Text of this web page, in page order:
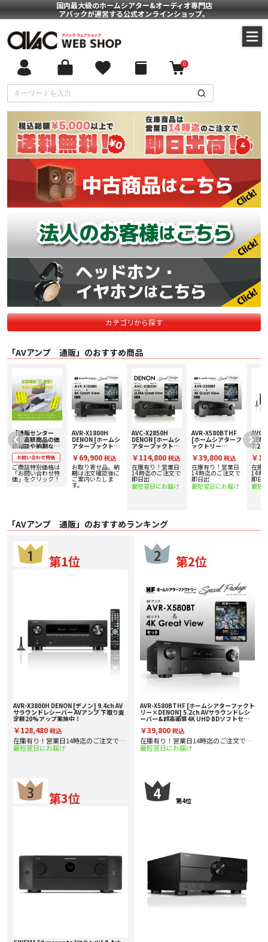
国内最大級のホームシアター&オーディオ専門店
アバックが運営する公式オンラインショップ。
0
カテゴリから探す
「AVアンプ 通販」のおすすめ商品
【通販センター
用】高額商品の価
格相談や納期など
はこちらから！
Victor、
DENON、
marantz、
LUXMAN、
お問い合わせ特価
ご商談特別価格は
「お問い合わせ特
価」をクリック！
AVR-X1800H
DENON [ホームシ
アターファクトリ
7.2ch AVサラウン
ドレシーバー&超
高画質4K UHD BD
ソフトセット 【超
お買い得スペシャ
￥69,900 税込
お取り寄せ品。納
期は注文確認後に
ご案内いたしま
す。
AVC-X2850H
DENON [ホームシ
アターファクトリ
7.2ch AV サラウン
ドアンプ&超高画
質4K UHD BDソフ
トセット 【超お買
い得スペシャルセ
ットパッケー
￥114,800 税込
在庫有り！営業日
14時迄のご注文で
即日出
最短翌日にお届け
AVR-X580BTHF
[ホームシアターフ
ァクトリー
AVサラウンドレシ
ーバー&超高画質
4K UHD BDソフト
セット 【超お買い
得スペシャルセッ
トパッケージ！】
￥39,800 税込
在庫有り！営業日
14時迄のご注文で
即日出
最短翌日にお届け
AVC-
7.2ch
定額
施中
￥
在庫
14時
即日
最短
「AVアンプ 通販」のおすすめランキング
第1位
AVR-X3800H DENON [デノン] 9.4ch AV
サラウンドレシーバー AVアンプ 下取り査
定額20%アップ実施中！
￥128,480 税込
在庫有り！営業日14時迄のご注文で即
日出
最短翌日にお届け
第2位
AVR-X580BTHF [ホームシアターファクト
リー×DENON] 5.2ch AVサラウンドレシ
ーバー&超高画質4K UHD BDソフトセッ
ジ！】
￥39,800 税込
在庫有り！営業日14時迄のご注文で即
日出
最短翌日にお届け
第3位 第4位